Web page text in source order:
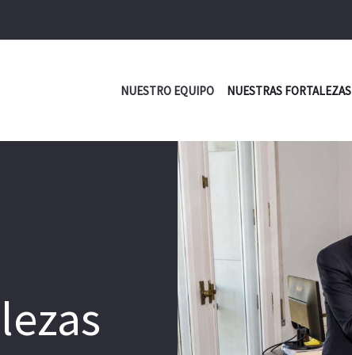
NUESTRO EQUIPO NUESTRAS FORTALEZAS